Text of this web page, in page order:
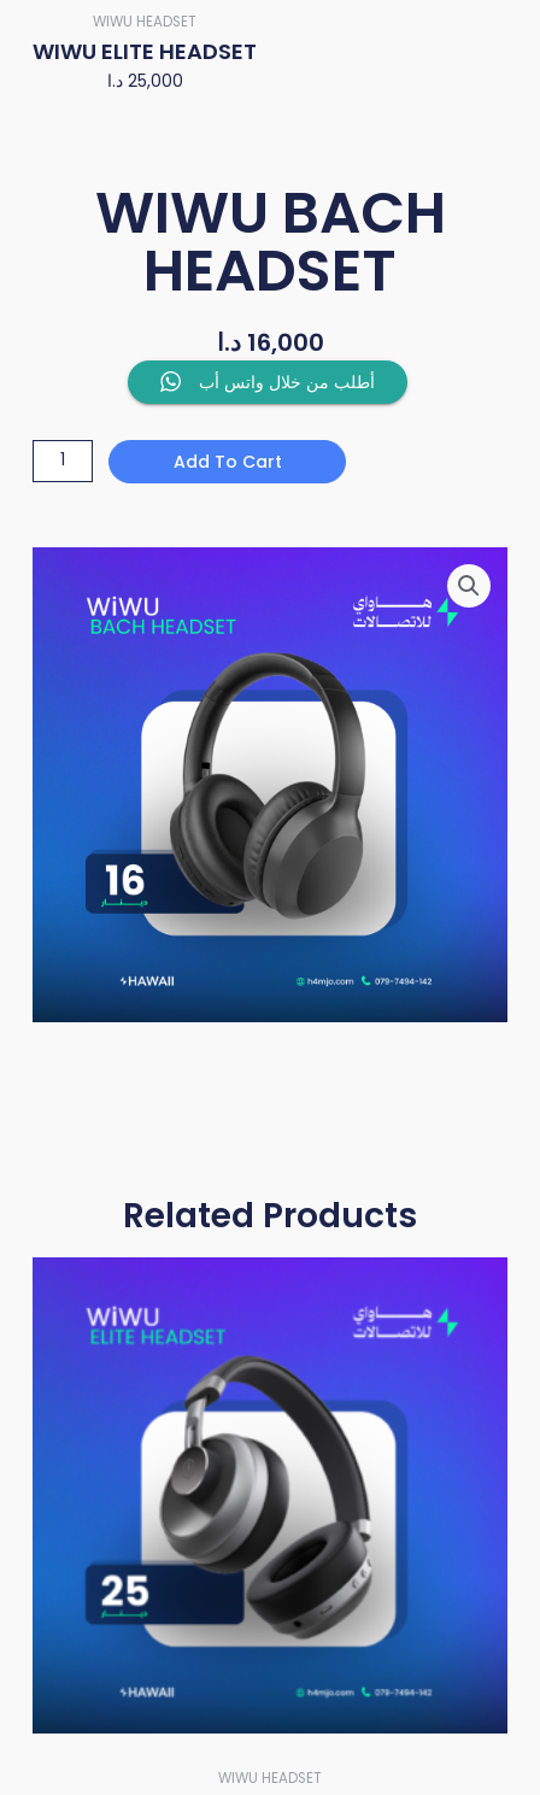
WIWU HEADSET
WIWU ELITE HEADSET
25,000 د.ا
WIWU BACH
HEADSET
16,000 د.ا
أطلب من خلال واتس أب
quantity
Add To Cart
Related Products
WIWU HEADSET